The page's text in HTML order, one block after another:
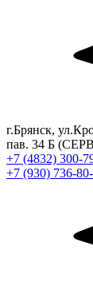
г.Брянск,
пав. 34 Б
+7 (4832) 300-
+7 (930) 736-